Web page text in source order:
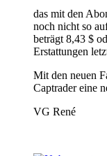
das mit den
noch nicht so
beträgt 8,43 $
Erstattungen
Mit den neuen
Captrader eine
VG René